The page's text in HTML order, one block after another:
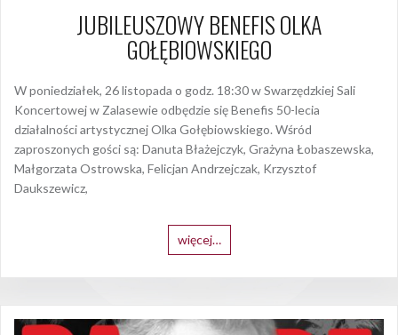
JUBILEUSZOWY BENEFIS OLKA
GOŁĘBIOWSKIEGO
W poniedziałek, 26 listopada o godz. 18:30 w Swarzędzkiej Sali
Koncertowej w Zalasewie odbędzie się Benefis 50-lecia
działalności artystycznej Olka Gołębiowskiego. Wśród
zaproszonych gości są: Danuta Błażejczyk, Grażyna Łobaszewska,
Małgorzata Ostrowska, Felicjan Andrzejczak, Krzysztof
Daukszewicz,
więcej…